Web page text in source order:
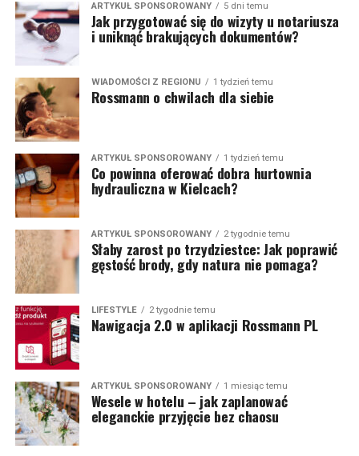
ARTYKUŁ SPONSOROWANY 5 dni temu
Jak przygotować się do wizyty u notariusza
i uniknąć brakujących dokumentów?
WIADOMOŚCI Z REGIONU 1 tydzień temu
Rossmann o chwilach dla siebie
ARTYKUŁ SPONSOROWANY 1 tydzień temu
Co powinna oferować dobra hurtownia
hydrauliczna w Kielcach?
ARTYKUŁ SPONSOROWANY 2 tygodnie temu
Słaby zarost po trzydziestce: Jak poprawić
gęstość brody, gdy natura nie pomaga?
LIFESTYLE 2 tygodnie temu
Nawigacja 2.0 w aplikacji Rossmann PL
ARTYKUŁ SPONSOROWANY 1 miesiąc temu
Wesele w hotelu – jak zaplanować
eleganckie przyjęcie bez chaosu